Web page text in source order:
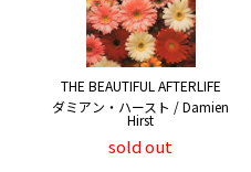
THE BEAUTIFUL AFTERLIFE
ダミアン・ハースト / Damien
Hirst
sold out